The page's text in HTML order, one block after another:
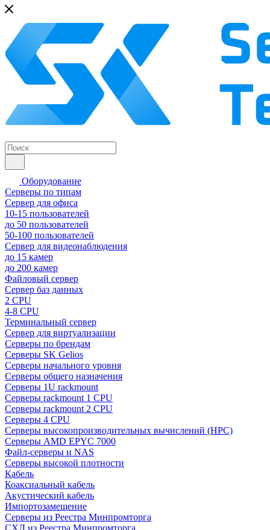
Оборудование
Серверы по типам
Сервер для офиса
10-15 пользователей
до 50 пользователей
50-100 пользователей
Сервер для видеонаблюдения
до 15 камер
до 200 камер
Файловый сервер
Сервер баз данных
2 CPU
4-8 CPU
Терминальный сервер
Сервер для виртуализации
Серверы по брендам
Серверы SK Gelios
Серверы начального уровня
Серверы общего назначения
Серверы 1U rackmount
Серверы rackmount 1 CPU
Серверы rackmount 2 CPU
Серверы 4 CPU
Серверы высокопроизводительных вычислений (HPC)
Серверы AMD EPYC 7000
Файл-серверы и NAS
Серверы высокой плотности
Кабель
Коаксиальный кабель
Акустический кабель
Импортозамещение
Серверы из Реестра Минпромторга
СХД из Реестра Минпромторга